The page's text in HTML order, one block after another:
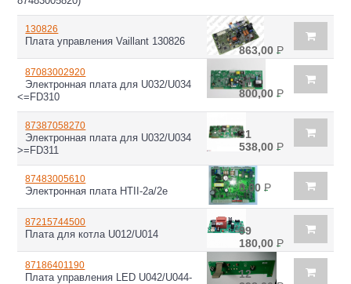
130826
Плата управления Vaillant 130826
44
863,00 Р
87083002920
Электронная плата для U032/U034
<=FD310
34
800,00 Р
87387058270
Электронная плата для U032/U034
>=FD311
31
538,00 Р
87483005610
Электронная плата HTII-2a/2e 0,00 Р
87215744500
Плата для котла U012/U014
99
180,00 Р
87186401190
Плата управления LED U042/U044-
12